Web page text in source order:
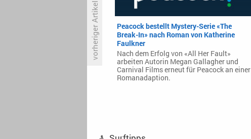
vorheriger Artikel
«Tulsa King» könnte für Staffel
fünf nach New York umziehen
Peacock bestellt Mystery-Serie «The
Break-In» nach Roman von Katherine
Faulkner
Nach dem Erfolg von «All Her Fault»
arbeiten Autorin Megan Gallagher und
Carnival Films erneut für Peacock an einer
Romanadaption.